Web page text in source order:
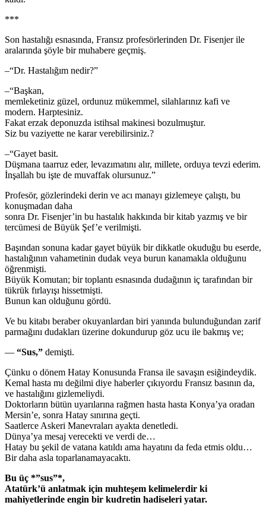
***
Son hastalığı esnasında, Fransız profesörlerinden Dr. Fisenjer ile
aralarında şöyle bir muhabere geçmiş.
–“Dr. Hastalığım nedir?”
–“Başkan,
memleketiniz güzel, ordunuz mükemmel, silahlarınız kafi ve
modern. Harptesiniz.
Fakat erzak deponuzda istihsal makinesi bozulmuştur.
Siz bu vaziyette ne karar verebilirsiniz.?
–“Gayet basit.
Düşmana taarruz eder, levazımatını alır, millete, orduya tevzi ederim.
İnşallah bu işte de muvaffak olursunuz.”
Profesör, gözlerindeki derin ve acı manayı gizlemeye çalıştı, bu
konuşmadan daha
sonra Dr. Fisenjer’in bu hastalık hakkında bir kitab yazmış ve bir
tercümesi de Büyük Şef’e verilmişti.
Başından sonuna kadar gayet büyük bir dikkatle okuduğu bu eserde,
hastalığının vahametinin dudak veya burun kanamakla olduğunu
öğrenmişti.
Büyük Komutan; bir toplantı esnasında dudağının iç tarafından bir
tükrük fırlayışı hissetmişti.
Bunun kan olduğunu gördü.
Ve bu kitabı beraber okuyanlardan biri yanında bulunduğundan zarif
parmağını dudakları üzerine dokundurup göz ucu ile bakmış ve;
— “Sus,” demişti.
Çünku o dönem Hatay Konusunda Fransa ile savaşın esiğindeydik.
Kemal hasta mı değilmi diye haberler çıkıyordu Fransız basının da,
ve hastalığını gizlemeliydi.
Doktorların bütün uyarılarına rağmen hasta hasta Konya’ya oradan
Mersin’e, sonra Hatay sınırına geçti.
Saatlerce Askeri Manevraları ayakta denetledi.
Dünya’ya mesaj verecekti ve verdi de…
Hatay bu şekil de vatana katıldı ama hayatını da feda etmis oldu…
Bir daha asla toparlanamayacaktı.
Bu üç *”sus”*,
Atatürk’ü anlatmak için muhteşem kelimelerdir ki
mahiyetlerinde engin bir kudretin hadiseleri yatar.